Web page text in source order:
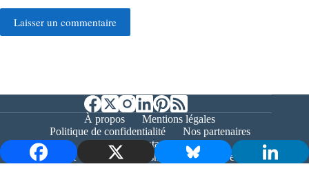
Laisser un commentaire
À propos
Mentions légales
Politique de confidentialité
Nos partenaires
Contact
Copyright © 2026 - Bernieshoot.fr Journal Web